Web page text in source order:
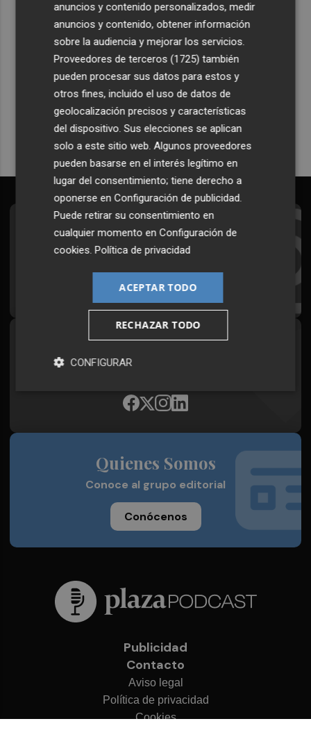
Recibe toda la actualidad de
Plaza Podcast en tu correo
Quiero suscribirme
Suscríbete al Boletín
Todos los días a primera hora en tu email
¡Quiero suscribirme!
Síguenos en redes
Plaza Podcast, desde cualquier medio
Quienes Somos
Conoce al grupo editorial
Conócenos
Publicidad
Contacto
Aviso legal
Política de privacidad
Cookies
anuncios y contenido personalizados, medir
anuncios y contenido, obtener información
sobre la audiencia y mejorar los servicios.
Proveedores de terceros (1725) también
pueden procesar sus datos para estos y
otros fines, incluido el uso de datos de
geolocalización precisos y características
del dispositivo. Sus elecciones se aplican
solo a este sitio web. Algunos proveedores
pueden basarse en el interés legítimo en
lugar del consentimiento; tiene derecho a
oponerse enConfiguración de publicidad.
Puede retirar su consentimiento en
cualquier momento enConfiguración de
cookies.Política de privacidad
ACEPTAR TODO
RECHAZAR TODO
CONFIGURAR